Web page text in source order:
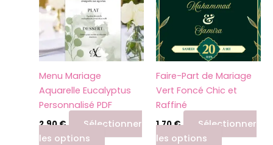
Menu Mariage
Aquarelle Eucalyptus
Personnalisé PDF
2,90€
Sélectionner
les options
Faire-Part de Mariage
Vert Foncé Chic et
Raffiné
1,70€
Sélectionner
les options
plusieurs
variations.
Les
options
peuvent
être
choisies
sur
la
page